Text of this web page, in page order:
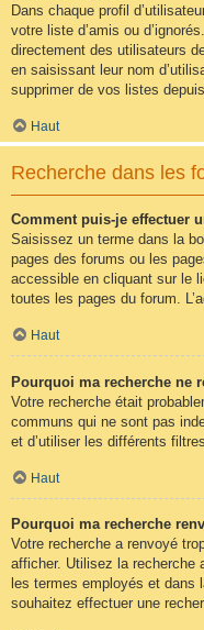
Dans chaque profil
votre liste d’amis ou
directement des utilisateurs
en saisissant leur nom
supprimer de vos listes
Haut
Recherche dans les
Comment puis-je effectuer
Saisissez un terme dans la
pages des forums ou les
accessible en cliquant sur le
toutes les pages du forum.
Haut
Pourquoi ma recherche ne
Votre recherche était
communs qui ne sont pas
et d’utiliser les différents
Haut
Pourquoi ma recherche
Votre recherche a renvoyé
afficher. Utilisez la recherche
les termes employés et dans
souhaitez effectuer une